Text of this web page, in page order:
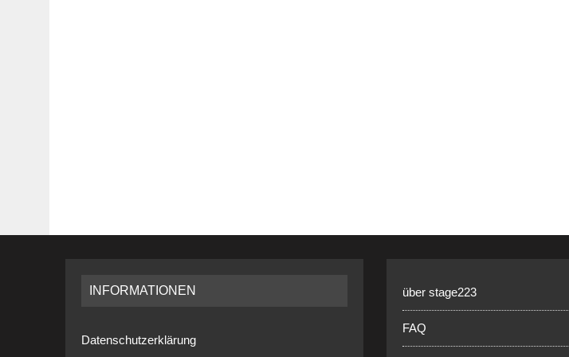
INFORMATIONEN
Datenschutzerklärung
über stage223
FAQ